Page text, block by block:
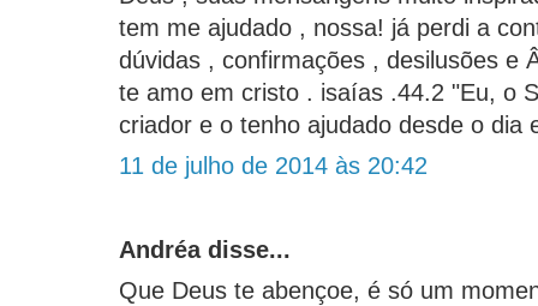
tem me ajudado , nossa! já perdi a
dúvidas , confirmações , desilusões e
te amo em cristo . isaías .44.2 "Eu, o
criador e o tenho ajudado desde o dia
11 de julho de 2014 às 20:42
Andréa disse...
Que Deus te abençoe, é só um